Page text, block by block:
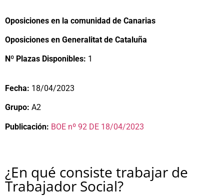
Oposiciones en la comunidad de Canarias
Oposiciones en Generalitat de Cataluña
Nº Plazas Disponibles: 1
Fecha: 18/04/2023
Grupo: A2
Publicación: BOE nº 92 DE 18/04/2023
¿En qué consiste trabajar de
Trabajador Social?